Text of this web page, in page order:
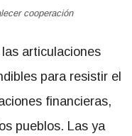
cooperación
articulaciones
para resistir el
financieras,
pueblos. Las ya